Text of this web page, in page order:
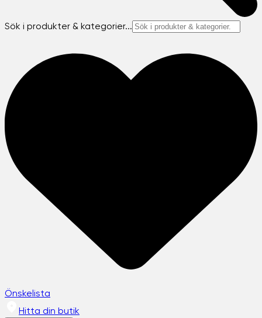
Sök i produkter & kategorier...
Önskelista
Hitta din butik